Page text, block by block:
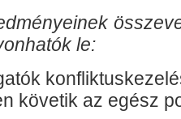
le:
követik az egész